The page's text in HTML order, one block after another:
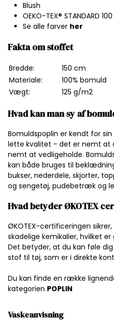
Blush
OEKO-TEX® STANDARD 100
Se alle farver her
Fakta om stoffet
Bredde:
150 cm
Materiale:
100% bomuld
Vægt:
125 g/m2
Hvad kan man sy af
Bomuldspoplin er kendt for
lette kvalitet - det er nemt at
nemt at vedligeholde.
kan både bruges til
bukser, nederdele, skjorter,
og sengetøj, pudebetræk og
Hvad betyder ØKOTEX
ØKOTEX-certificeringen
skadelige kemikalier, hvilket
Det betyder, at du kan føle
stof til tøj, som er i direkte
Du kan finde en række
kategorien POPLIN
Vaskeanvisning